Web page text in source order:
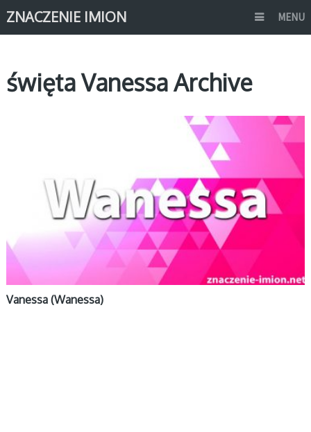
ZNACZENIE IMION MENU
święta Vanessa Archive
Vanessa (Wanessa)